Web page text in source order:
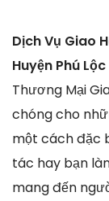
Dịch Vụ Giao
Huyện Phú
Thương Mại
chóng cho
một cách đặc
tác hay bạn
mang đến